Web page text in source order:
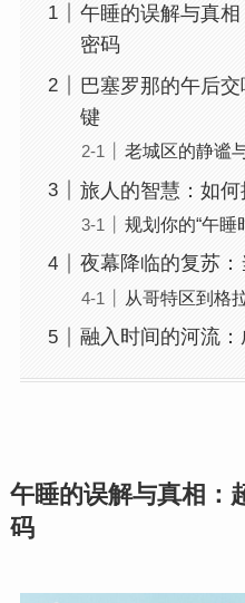
午睡的误解与真
密码
巴塞罗那的午后
键
老城区的静谧
旅人的智慧：如
规划你的“午睡
夜幕降临的复苏
从哥特区到格
融入时间的河流
午睡的误解与真相：
码